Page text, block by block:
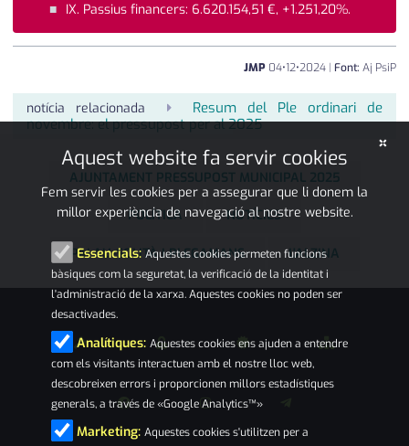
IX. Passius financers: 6.620.154,51 €, +1.251,20%.
JMP 04•12•2024 | Font: Aj PsiP
notícia relacionada
Resum del Ple ordinari de
novembre: el pressupost per al 2025
AJUNTAMENT PRESSUPOST MUNICIPAL 2025
POLÍTICA NOTÍCIES
PALAU-SOLITÀ I PLEGAMANS L'ALZINA
×
Aquest website fa servir cookies
Fem servir les cookies per a assegurar que li donem la
millor experiència de navegació al nostre website.
Essencials: Aquestes cookies permeten funcions
bàsiques com la seguretat, la verificació de la identitat i
l'administració de la xarxa. Aquestes cookies no poden ser
desactivades.
Analítiques: Aquestes cookies ens ajuden a entendre
com els visitants interactuen amb el nostre lloc web,
descobreixen errors i proporcionen millors estadístiques
generals, a través de «Google Analytics™»
Marketing: Aquestes cookies s'utilitzen per a